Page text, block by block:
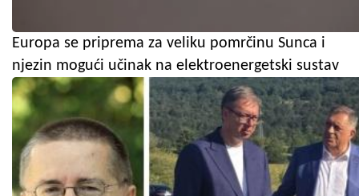
Europa se priprema za veliku pomrčinu Sunca i
njezin mogući učinak na elektroenergetski sustav